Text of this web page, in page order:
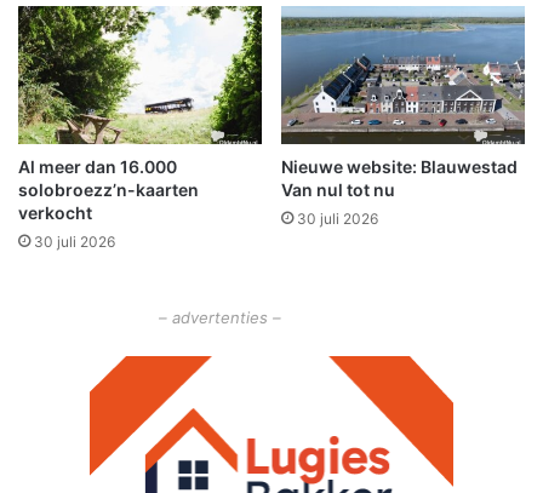
r
s
m
b
t
r
o
o
d
Al meer dan 16.000
solobroezz’n-kaarten
verkocht
30 juli 2026
Nieuwe website: Blauwestad
Van nul tot nu
30 juli 2026
– advertenties –